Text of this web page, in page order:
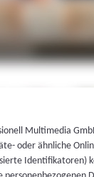
Multimedia
oder ähnliche
Identifikatoren)